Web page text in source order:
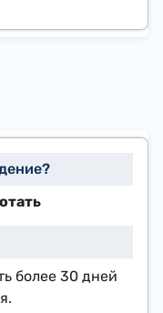
более 30 дней